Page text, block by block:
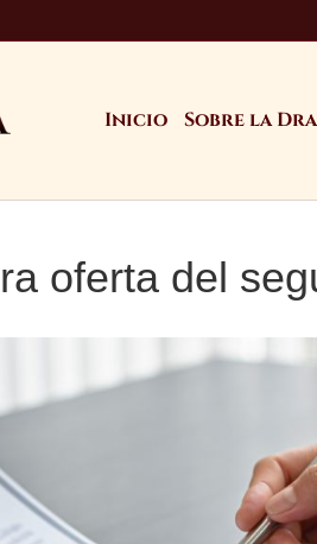
Inicio Sobre la
oferta del